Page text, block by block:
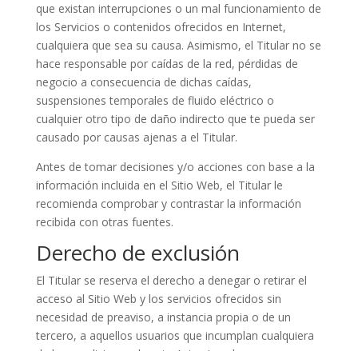
que existan interrupciones o un mal funcionamiento de
los Servicios o contenidos ofrecidos en Internet,
cualquiera que sea su causa. Asimismo, el Titular no se
hace responsable por caídas de la red, pérdidas de
negocio a consecuencia de dichas caídas,
suspensiones temporales de fluido eléctrico o
cualquier otro tipo de daño indirecto que te pueda ser
causado por causas ajenas a el Titular.
Antes de tomar decisiones y/o acciones con base a la
información incluida en el Sitio Web, el Titular le
recomienda comprobar y contrastar la información
recibida con otras fuentes.
Derecho de exclusión
El Titular se reserva el derecho a denegar o retirar el
acceso al Sitio Web y los servicios ofrecidos sin
necesidad de preaviso, a instancia propia o de un
tercero, a aquellos usuarios que incumplan cualquiera